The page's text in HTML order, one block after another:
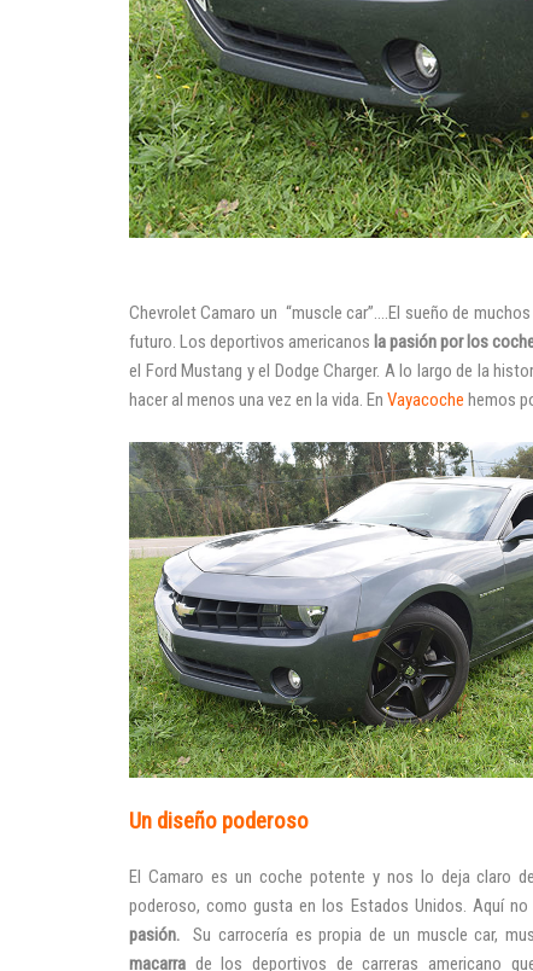
Chevrolet Camaro un “muscle car”….El sueño de
futuro. Los deportivos americanos la pasión por los
el Ford Mustang y el Dodge Charger. A lo largo de la
hacer al menos una vez en la vida. En Vayacoche hemos
Un diseño poderoso
El Camaro es un coche potente y nos lo deja claro
poderoso, como gusta en los Estados Unidos. Aquí
pasión. Su carrocería es propia de un muscle car,
macarra de los deportivos de carreras americano